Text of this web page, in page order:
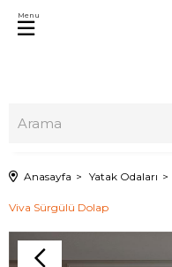
Menu
Anasayfa Yatak Odaları
Viva Sürgülü Dolap